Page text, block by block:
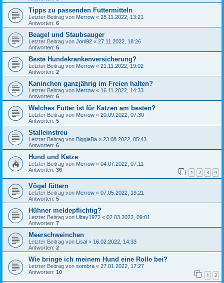
Tipps zu passenden Futtermitteln
Letzter Beitrag von Merrow « 28.11.2022, 13:21
Antworten: 6
Beagel und Staubsauger
Letzter Beitrag von Joni92 « 27.11.2022, 18:26
Antworten: 6
Beste Hundekrankenversicherung?
Letzter Beitrag von Merrow « 21.11.2022, 19:02
Antworten: 2
Kaninchen ganzjährig im Freien halten?
Letzter Beitrag von Merrow « 16.11.2022, 14:33
Antworten: 6
Welches Futter ist für Katzen am besten?
Letzter Beitrag von Merrow « 20.09.2022, 07:30
Antworten: 5
Stalleinstreu
Letzter Beitrag von BiggieBa « 23.08.2022, 05:43
Antworten: 6
Hund und Katze
Letzter Beitrag von Merrow « 04.07.2022, 07:11
Antworten: 36 1 2 3 4
Vögel füttern
Letzter Beitrag von Merrow « 07.05.2022, 19:21
Antworten: 5
Hühner meldepflichtig?
Letzter Beitrag von Ultay1972 « 02.03.2022, 09:01
Antworten: 7
Meerschweinchen
Letzter Beitrag von Lisal « 16.02.2022, 14:33
Antworten: 2
Wie bringe ich meinem Hund eine Rolle bei?
Letzter Beitrag von sombra « 27.01.2022, 17:27
Antworten: 10 1 2